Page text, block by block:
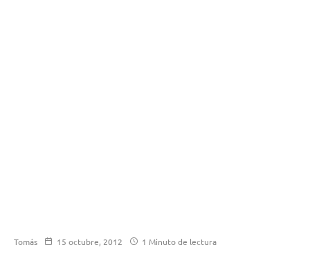
Tomás 15 octubre, 2012 1 Minuto de lectura